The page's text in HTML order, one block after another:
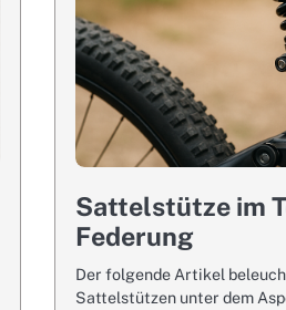
Sattelstütze im
Federung
Der folgende Artikel
Sattelstützen unter dem